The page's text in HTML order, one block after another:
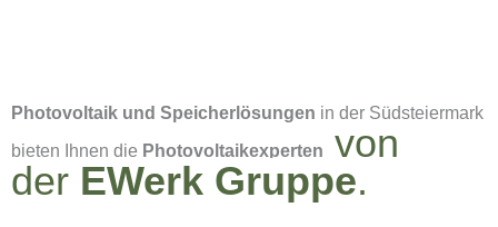
Photovoltaik und Speicherlösungen in der Südsteiermark
bieten Ihnen die Photovoltaikexperten
von
der EWerk Gruppe.